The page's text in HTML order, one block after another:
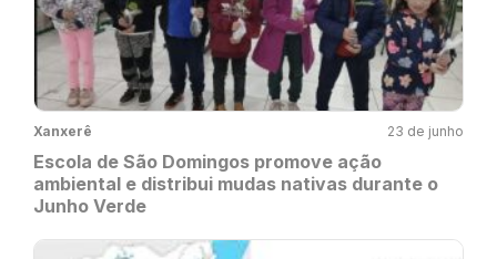
Xanxerê 23 de junho
Escola de São Domingos promove ação
ambiental e distribui mudas nativas durante o
Junho Verde